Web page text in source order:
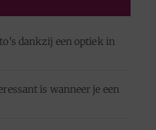
dankzij een optiek in
is wanneer je een